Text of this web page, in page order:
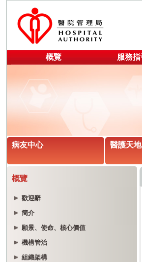
概覽 服務
病友中心 醫護天地
概覽
歡迎辭
簡介
願景、使命、核心價值
機構管治
組織架構